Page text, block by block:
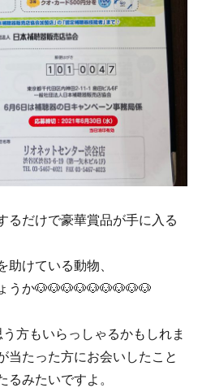
るだけで豪華賞品が手に入る
助けている動物、
うか🐶🐶🐶🐶🐶🐶🐶🐶🐶
方もいらっしゃるかもしれま
当たった方にお会いしたこと
るみたいですよ。